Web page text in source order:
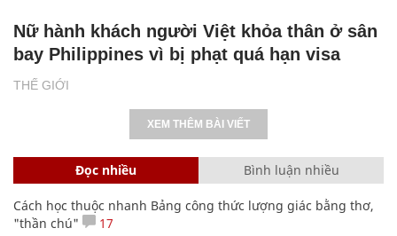
THẾ GIỚI
Nữ hành khách người Việt khỏa thân ở sân
bay Philippines vì bị phạt quá hạn visa
XEM THÊM BÀI VIẾT
Đọc nhiều Bình luận nhiều
Cách học thuộc nhanh Bảng công thức lượng giác bằng thơ,
"thần chú"
17